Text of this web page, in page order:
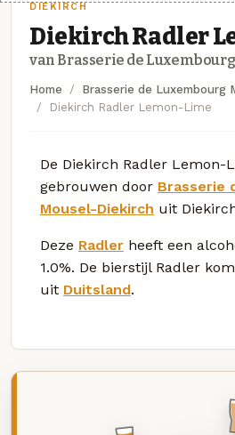
DIEKIRCH
Diekirch Radler
van Brasserie de
Home
Brasserie de Luxembourg
Diekirch Radler Lemon-Lime
De Diekirch Radler Lemon-
gebrouwen door Brasserie
Mousel-Diekirch uit
Deze Radler heeft een
1.0%. De bierstijl Radler
uit Duitsland.